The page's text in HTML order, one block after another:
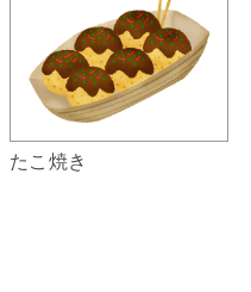
たこ焼き